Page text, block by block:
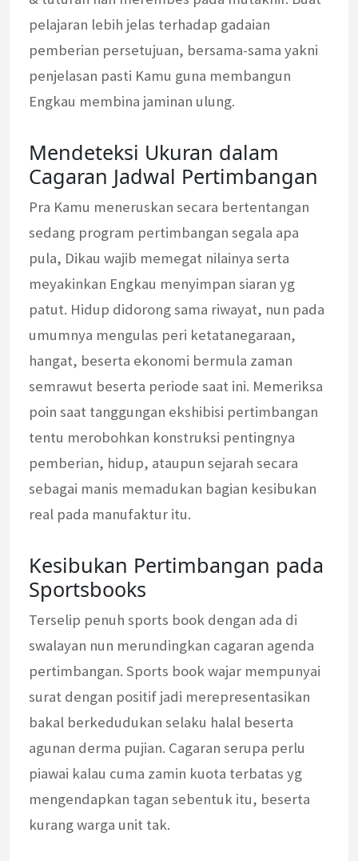
pelajaran lebih jelas terhadap gadaian
pemberian persetujuan, bersama-sama yakni
penjelasan pasti Kamu guna membangun
Engkau membina jaminan ulung.
Mendeteksi Ukuran dalam
Cagaran Jadwal Pertimbangan
Pra Kamu meneruskan secara bertentangan
sedang program pertimbangan segala apa
pula, Dikau wajib memegat nilainya serta
meyakinkan Engkau menyimpan siaran yg
patut. Hidup didorong sama riwayat, nun pada
umumnya mengulas peri ketatanegaraan,
hangat, beserta ekonomi bermula zaman
semrawut beserta periode saat ini. Memeriksa
poin saat tanggungan ekshibisi pertimbangan
tentu merobohkan konstruksi pentingnya
pemberian, hidup, ataupun sejarah secara
sebagai manis memadukan bagian kesibukan
real pada manufaktur itu.
Kesibukan Pertimbangan pada
Sportsbooks
Terselip penuh sports book dengan ada di
swalayan nun merundingkan cagaran agenda
pertimbangan. Sports book wajar mempunyai
surat dengan positif jadi merepresentasikan
bakal berkedudukan selaku halal beserta
agunan derma pujian. Cagaran serupa perlu
piawai kalau cuma zamin kuota terbatas yg
mengendapkan tagan sebentuk itu, beserta
kurang warga unit tak.